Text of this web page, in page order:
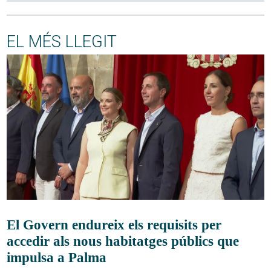
EL MÉS LLEGIT
El Govern endureix els requisits per
accedir als nous habitatges públics que
impulsa a Palma